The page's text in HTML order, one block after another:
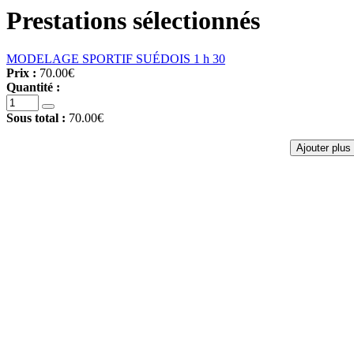
Prestations sélectionnés
MODELAGE SPORTIF SUÉDOIS 1 h 30
Prix : 70.00€
Quantité :
Sous total : 70.00€
Ajouter plus